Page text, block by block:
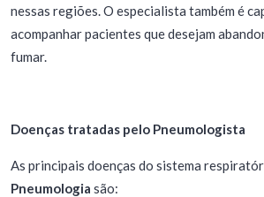
nessas regiões. O especialista também é
acompanhar pacientes que desejam
fumar.
Doenças tratadas pelo Pneumologista
As principais doenças do sistema
Pneumologia são: